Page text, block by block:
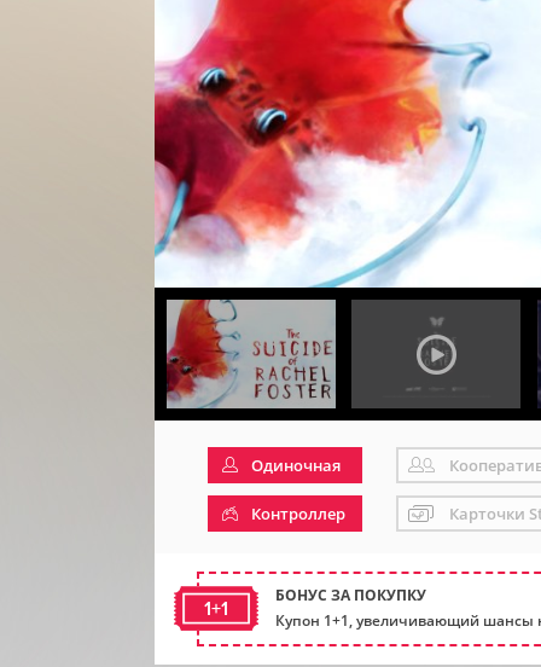
Одиночная
Контроллер Карточки
1+1
БОНУС ЗА ПОКУПКУ
Купон 1+1, увеличивающий шансы